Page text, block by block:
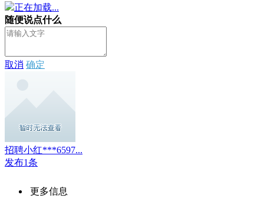
正在加载...
随便说点什么
取消 确定
招聘小红***6597...
发布1条
更多信息